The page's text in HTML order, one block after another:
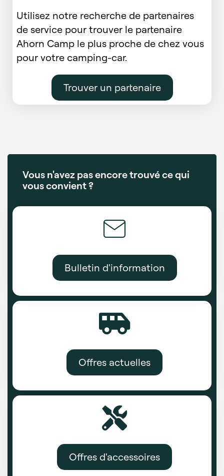
Utilisez notre recherche de partenaires
de service pour trouver le partenaire
Ahorn Camp le plus proche de chez vous
pour votre camping-car.
Trouver un partenaire
Vous n'avez pas encore trouvé ce qui
vous convient ?
Bulletin d'information
Offres actuelles
Offres d'accessoires